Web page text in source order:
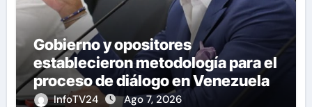
Gobierno y opositores
establecieron metodología para el
proceso de diálogo en Venezuela
InfoTV24 Ago 7, 2026